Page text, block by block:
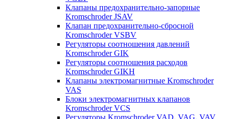
Клапаны предохранительно-запорные
Kromschroder JSAV
Клапан предохранительно-сбросной
Kromschroder VSBV
Регуляторы соотношения давлений
Kromschroder GIK
Регуляторы соотношения расходов
Kromschroder GIKH
Клапаны электромагнитные Kromschroder
VAS
Блоки электромагнитных клапанов
Kromschroder VCS
Регуляторы Kromschroder VAD, VAG, VAV